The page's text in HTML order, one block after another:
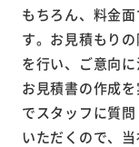
もちろん、料金
す。お見積もり
を行い、ご意向
お見積書の作成
でスタッフに質
いただくので、